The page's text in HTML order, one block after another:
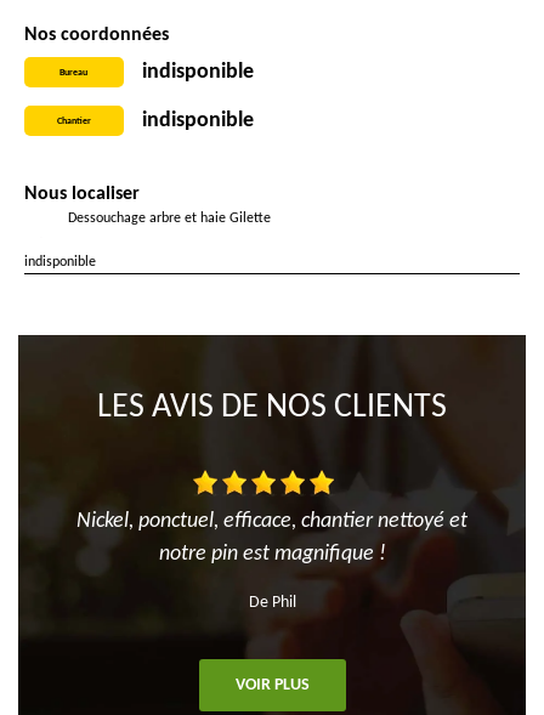
Nos coordonnées
Bureau indisponible
Chantier indisponible
Nous localiser
Dessouchage arbre et haie Gilette
indisponible
LES AVIS DE NOS CLIENTS
Nickel, ponctuel, efficace, chantier nettoyé et
notre pin est magnifique !
De Phil
VOIR PLUS